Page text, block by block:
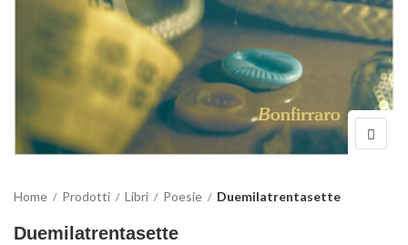
Home Prodotti Libri Poesie Duemilatrentasette
Duemilatrentasette